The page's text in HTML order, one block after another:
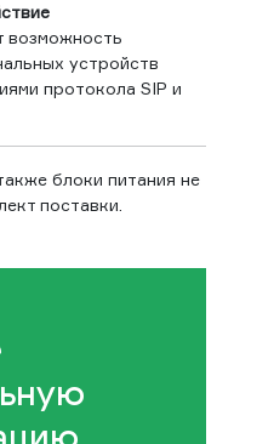
возможность
устройств
протокола SIP и
блоки питания не
поставки.